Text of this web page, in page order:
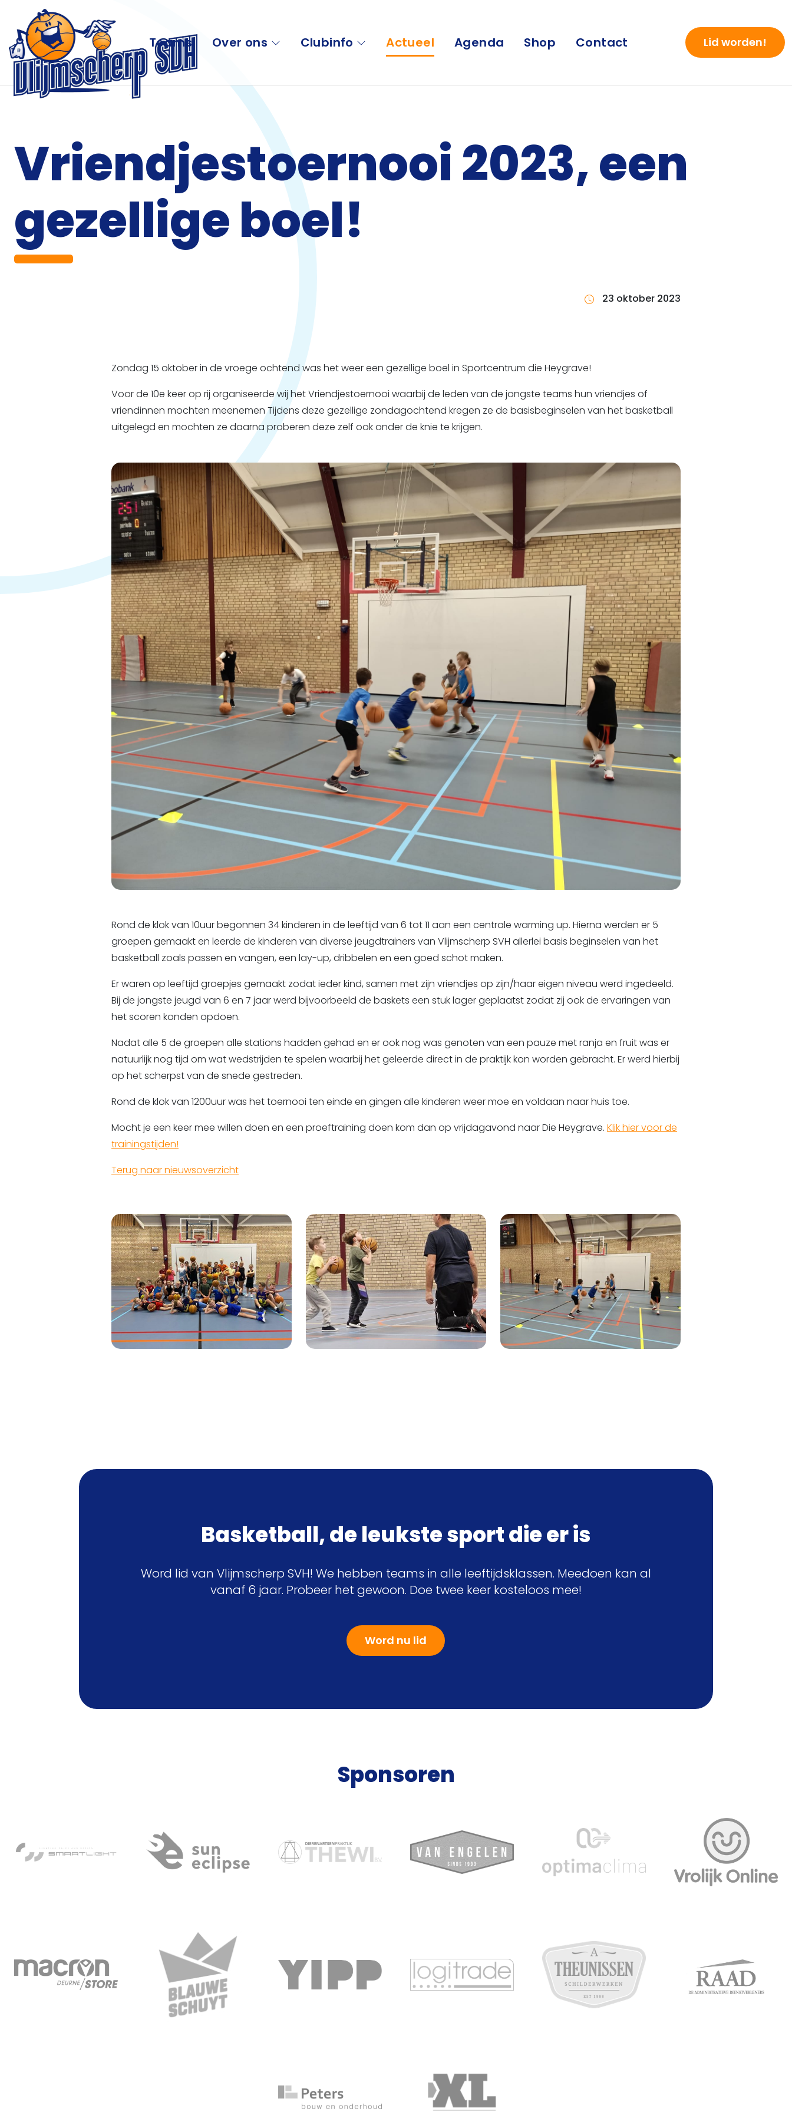
Teams Over ons Clubinfo Actueel Agenda Shop Contact Lid worden!
Vriendjestoernooi 2023, een
gezellige boel!
23 oktober 2023
Zondag 15 oktober in de vroege ochtend was het weer een gezellige boel in Sportcentrum die Heygrave!
Voor de 10e keer op rij organiseerde wij het Vriendjestoernooi waarbij de leden van de jongste teams hun vriendjes of
vriendinnen mochten meenemen Tijdens deze gezellige zondagochtend kregen ze de basisbeginselen van het basketball
uitgelegd en mochten ze daarna proberen deze zelf ook onder de knie te krijgen.
Rond de klok van 10uur begonnen 34 kinderen in de leeftijd van 6 tot 11 aan een centrale warming up. Hierna werden er 5
groepen gemaakt en leerde de kinderen van diverse jeugdtrainers van Vlijmscherp SVH allerlei basis beginselen van het
basketball zoals passen en vangen, een lay-up, dribbelen en een goed schot maken.
Er waren op leeftijd groepjes gemaakt zodat ieder kind, samen met zijn vriendjes op zijn/haar eigen niveau werd ingedeeld.
Bij de jongste jeugd van 6 en 7 jaar werd bijvoorbeeld de baskets een stuk lager geplaatst zodat zij ook de ervaringen van
het scoren konden opdoen.
Nadat alle 5 de groepen alle stations hadden gehad en er ook nog was genoten van een pauze met ranja en fruit was er
natuurlijk nog tijd om wat wedstrijden te spelen waarbij het geleerde direct in de praktijk kon worden gebracht. Er werd hierbij
op het scherpst van de snede gestreden.
Rond de klok van 1200uur was het toernooi ten einde en gingen alle kinderen weer moe en voldaan naar huis toe.
Mocht je een keer mee willen doen en een proeftraining doen kom dan op vrijdagavond naar Die Heygrave. Klik hier voor de
trainingstijden!
Terug naar nieuwsoverzicht
Basketball, de leukste sport die er is
Word lid van Vlijmscherp SVH! We hebben teams in alle leeftijdsklassen. Meedoen kan al
vanaf 6 jaar. Probeer het gewoon. Doe twee keer kosteloos mee!
Word nu lid
Sponsoren